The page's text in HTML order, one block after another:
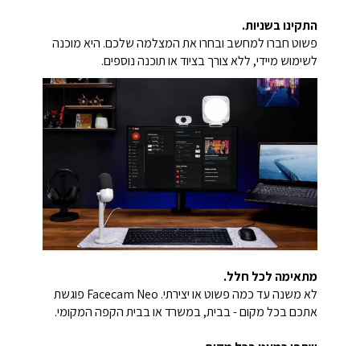
התקינו בשניות.
פשוט חברו למחשב ובחרו את המצלמה שלכם. היא מוכנה
לשימוש מיידי, ללא צורך בציוד או תוכנה נוספים.
מתאימה לכל חלל.
לא משנה עד כמה פשוט או יצירתי. Facecam Neo פוגשת
אתכם בכל מקום - בבית, במשרד או בבית הקפה המקומי.